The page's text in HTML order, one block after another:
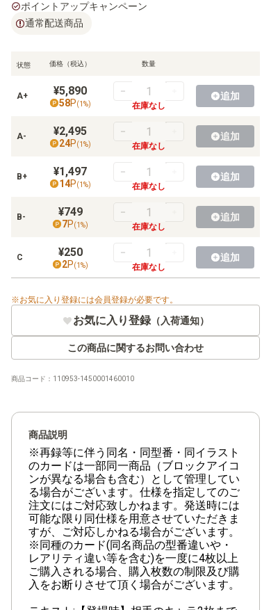
【EB-03】ONE PIECE Heroines Edition
【EB-02】Anime 25th collection
【ST-36】黄 ユースタス・キッド
【ST-35】赤黒 サボ
【ST-34】紫 シャーロット・カタクリ
【ST-33】青 クザン
【ST-32】緑 ロロノア・ゾロ
【ST-31】赤 モンキー・D・ルフィ
【ST-28】緑黄 ヤマト
【ST-27】黒 マーシャル・D・ティーチ
【ST-26】紫黒 モンキー・D・ルフィ
【ST-25】青 バギー
【ST-24】緑 ジュエリー・ボニー
【ST-23】赤 シャンクス
ポイントアップキャンペーン
通常配送商品
状態 価格（税込） 数量
A+ ¥5,890
58P(1%) 在庫なし
追加
A- ¥2,495
24P(1 %) 在庫なし
追加
B+ ¥1,497
14P(1%) 在庫なし
追加
B- ¥749
7P(1 %) 在庫なし
追加
C ¥250
2P(1%) 在庫なし
追加
お気に入り登録には会員登録が必要です。
お気に入り登録 （入荷通知）
この商品に関するお問い合わせ
商品コード： 110953-1450001460010
商品説明
※再録等に伴う同名・同型番・同イラスト
のカードは一部同一商品（ブロックアイコ
ンが異なる場合も含む）として管理してい
る場合がございます。仕様を指定してのご
注文にはご対応致しかねます。発送時には
可能な限り同仕様を用意させていただきま
すが、ご対応しかねる場合がございます。
※同種のカード(同名商品の型番違いや・
レアリティ違い等を含む)を一度に4枚以上
ご購入される場合、購入枚数の制限及び購
入をお断りさせて頂く場合がございます。